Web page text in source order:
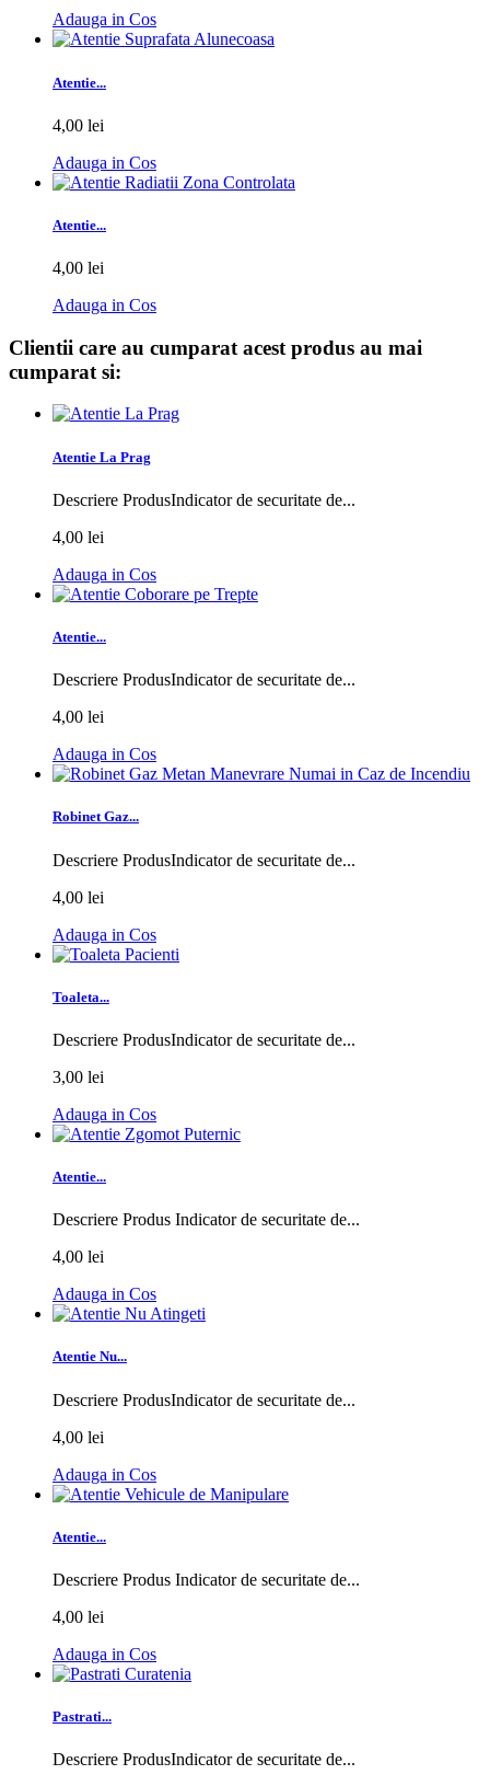
Adauga in Cos
Atentie...
4,00 lei
Adauga in Cos
Atentie...
4,00 lei
Adauga in Cos
Clientii care au cumparat acest produs au mai
cumparat si:
Atentie La Prag
Descriere ProdusIndicator de securitate de...
4,00 lei
Adauga in Cos
Atentie...
Descriere ProdusIndicator de securitate de...
4,00 lei
Adauga in Cos
Robinet Gaz...
Descriere ProdusIndicator de securitate de...
4,00 lei
Adauga in Cos
Toaleta...
Descriere ProdusIndicator de securitate de...
3,00 lei
Adauga in Cos
Atentie...
Descriere Produs Indicator de securitate de...
4,00 lei
Adauga in Cos
Atentie Nu...
Descriere ProdusIndicator de securitate de...
4,00 lei
Adauga in Cos
Atentie...
Descriere Produs Indicator de securitate de...
4,00 lei
Adauga in Cos
Pastrati...
Descriere ProdusIndicator de securitate de...